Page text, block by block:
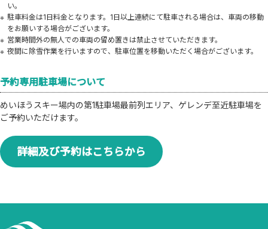
い。
駐車料金は1日料金となります。1日以上連続にて駐車される場合は、車両の移動
をお願いする場合がございます。
営業時間外の無人での車両の留め置きは禁止させていただきます。
夜間に除雪作業を行いますので、駐車位置を移動いただく場合がございます。
予約専用駐車場について
めいほうスキー場内の第1駐車場最前列エリア、ゲレンデ至近駐車場を
ご予約いただけます。
詳細及び予約はこちらから